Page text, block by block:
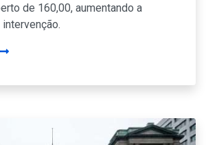
de 160,00, aumentando a